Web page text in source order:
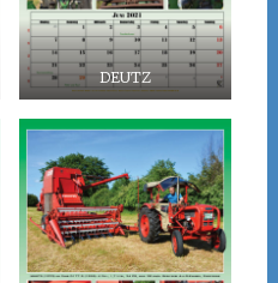
DEUTZ